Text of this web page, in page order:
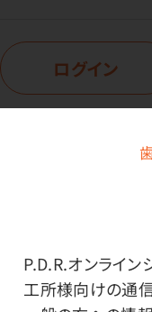
P.D.R.オンライン
工所様向けの通
ログイン
特長